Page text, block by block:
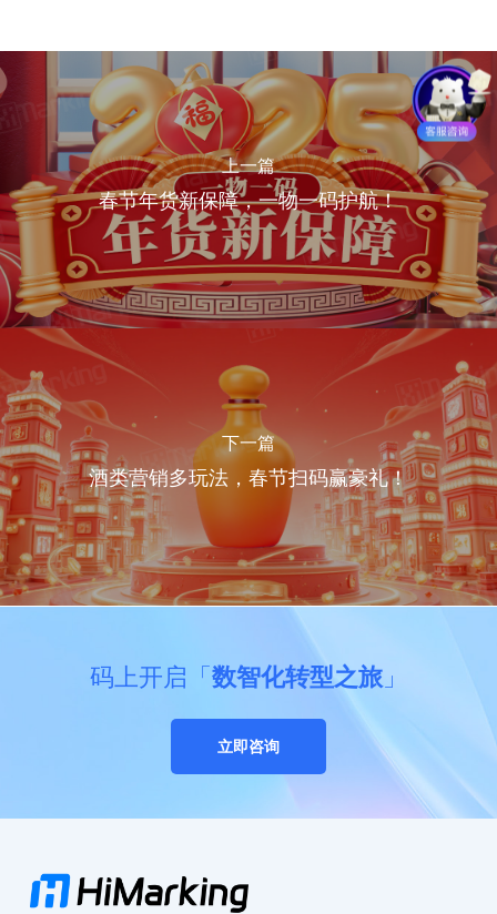
上一篇
春节年货新保障，一物一码护航！
下一篇
酒类营销多玩法，春节扫码赢豪礼！
码上开启「 数智化转型之旅」
立即咨询